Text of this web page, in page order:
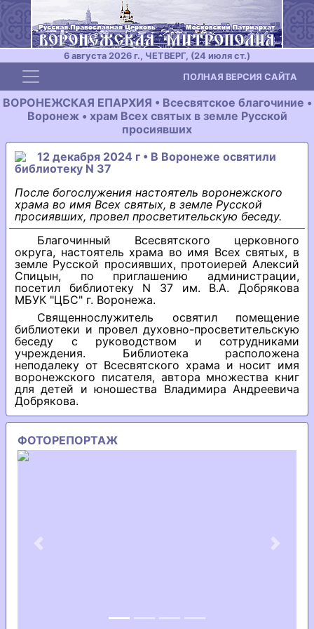
6 августа 2026 г., ЧЕТВЕРГ, (24 июля ст.)
Toggle navigation ПОЛНАЯ ВЕРСИЯ САЙТА
ВОРОНЕЖСКАЯ ЕПАРХИЯ • Всесвятское благочиние •
Воронеж • храм Всех святых в земле Русской
просиявших
12 декабря 2024 г • В Воронеже освятили
библиотеку N 37
После богослужения настоятель воронежского
храма во имя Всех святых, в земле Русской
просиявших, провел просветительскую беседу.
Благочинный Всесвятского церковного
округа, настоятель храма во имя Всех святых, в
земле Русской просиявших, протоиерей Алексий
Спицын, по приглашению администрации,
посетил библиотеку N 37 им. В.А. Добрякова
МБУК "ЦБС" г. Воронежа.
Священнослужитель освятил помещение
библиотеки и провел духовно-просветительскую
беседу с руководством и сотрудниками
учреждения. Библиотека расположена
неподалеку от Всесвятского храма и носит имя
воронежского писателя, автора множества книг
для детей и юношества Владимира Андреевича
Добрякова.
ФОТОРЕПОРТАЖ
Previous Next